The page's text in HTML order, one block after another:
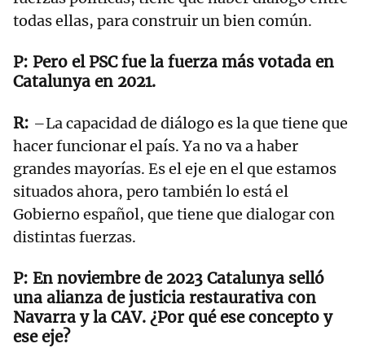
todas ellas, para construir un bien común.
Pero el PSC fue la fuerza más votada en
Catalunya en 2021.
–La capacidad de diálogo es la que tiene que
hacer funcionar el país. Ya no va a haber
grandes mayorías. Es el eje en el que estamos
situados ahora, pero también lo está el
Gobierno español, que tiene que dialogar con
distintas fuerzas.
En noviembre de 2023 Catalunya selló
una alianza de justicia restaurativa con
Navarra y la CAV. ¿Por qué ese concepto y
ese eje?